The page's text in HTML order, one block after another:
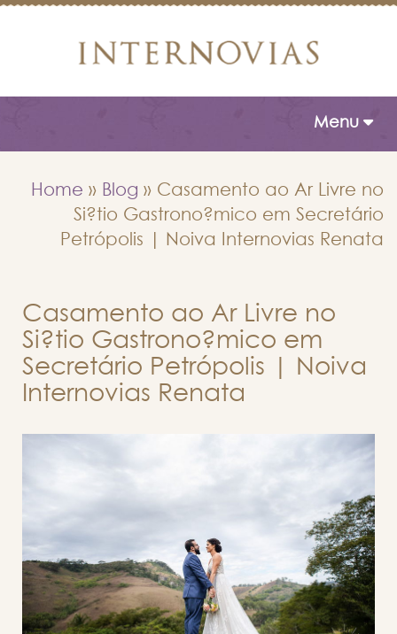
Toggle
Menu
Home » Blog » Casamento ao Ar Livre no
Si?tio Gastrono?mico em Secretário
Petrópolis | Noiva Internovias Renata
Casamento ao Ar Livre no
Si?tio Gastrono?mico em
Secretário Petrópolis | Noiva
Internovias Renata